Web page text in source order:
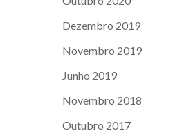
Dezembro 2019
Novembro 2019
Junho 2019
Novembro 2018
Outubro 2017